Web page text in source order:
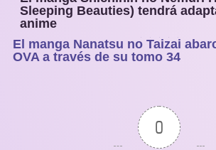
Sleeping Beauties) tendrá
anime
El manga Nanatsu no Taizai
OVA a través de su tomo 34
0